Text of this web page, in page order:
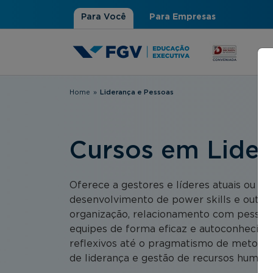
Para Você Para Empresas
Você está aqui
Home » Liderança e Pessoas
Cursos em
Oferece a gestores e líderes atuais ou
desenvolvimento de power skills e
organização, relacionamento com
equipes de forma eficaz e
reflexivos até o pragmatismo de
de liderança e gestão de recursos